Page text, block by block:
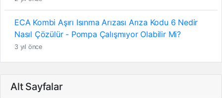
ECA Kombi Aşırı Isınma Arızası Arıza Kodu 6 Nedir
Nasıl Çözülür - Pompa Çalışmıyor Olabilir Mi?
3 yıl önce
Alt Sayfalar